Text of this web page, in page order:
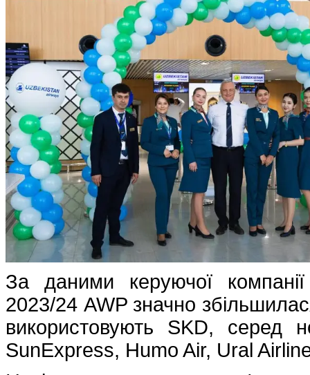
За даними керуючої
2023/24 AWP значно
використовують SKD, серед
SunExpress, Humo Air, Ural